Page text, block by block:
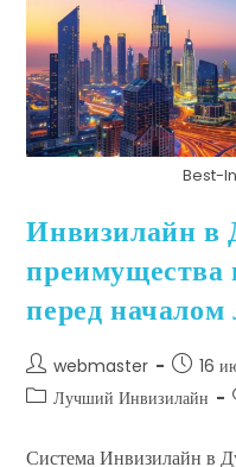
Best-
Инвизилайн в
преимущества
перед началом
webmaster
16
Лучший Инвизилайн
Система Инвизилайн в